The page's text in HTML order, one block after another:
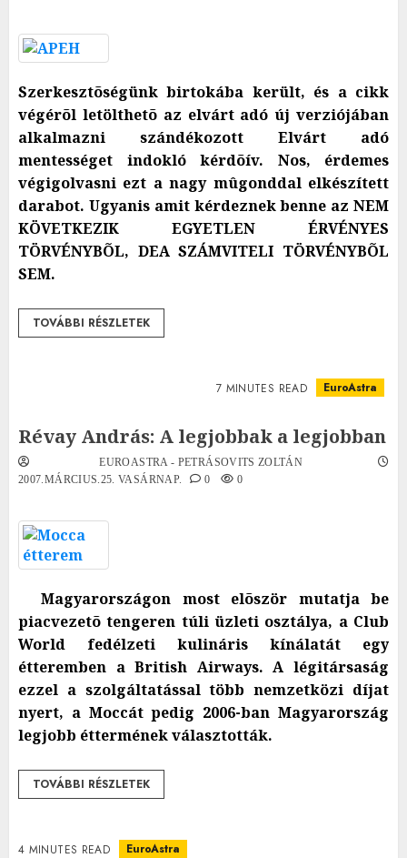
Szerkesztõségünk birtokába került, és a cikk
végérõl letölthetõ az elvárt adó új verziójában
alkalmazni szándékozott Elvárt adó
mentességet indokló kérdõív. Nos, érdemes
végigolvasni ezt a nagy mûgonddal elkészített
darabot. Ugyanis amit kérdeznek benne az NEM
KÖVETKEZIK EGYETLEN ÉRVÉNYES
TÖRVÉNYBÕL, DEA SZÁMVITELI TÖRVÉNYBÕL
SEM.
TOVÁBBI RÉSZLETEK
7 MINUTES READ EuroAstra
Révay András: A legjobbak a legjobban
EUROASTRA - PETRÁSOVITS ZOLTÁN
2007.MÁRCIUS.25. VASÁRNAP.
0 0
Magyarországon most elõször mutatja be
piacvezetõ tengeren túli üzleti osztálya, a Club
World fedélzeti kulináris kínálatát egy
étteremben a British Airways. A légitársaság
ezzel a szolgáltatással több nemzetközi díjat
nyert, a Moccát pedig 2006-ban Magyarország
legjobb éttermének választották.
TOVÁBBI RÉSZLETEK
4 MINUTES READ EuroAstra